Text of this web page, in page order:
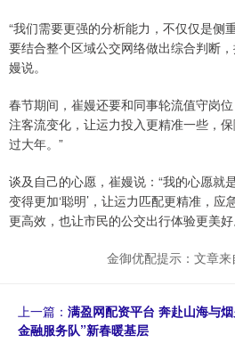
“我们需要更强的分析能力，不仅仅是侧
要结合整个区域公交网络做出综合判断
嫚说。
春节期间，崔嫚还要和同事轮流值守岗
注客流变化，让运力投入更精准一些，
过大年。”
谈及自己的心愿，崔嫚说：“我的心愿就
变得更加‘聪明’，让运力匹配更精准，
更高效，也让市民的公交出行体验更美好
金御优配提示：文章来
上一篇： 满盈网配资平台 奔赴山海与
金融服务队”新春暖基层